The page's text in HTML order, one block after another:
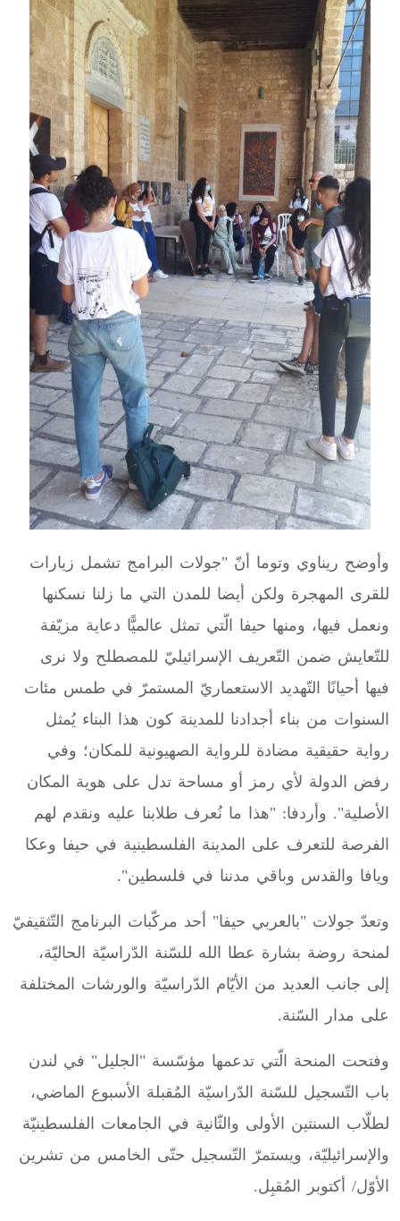
وأوضح ريناوي وتوما أنّ "جولات البرامج تشمل زيارات
للقرى المهجرة ولكن أيضا للمدن التي ما زلنا نسكنها
ونعمل فيها، ومنها حيفا الّتي تمثل عالميًّا دعاية مزيّفة
للتّعايش ضمن التّعريف الإسرائيليّ للمصطلح ولا نرى
فيها أحيانًا التّهديد الاستعماريّ المستمرّ في طمس مئات
السنوات من بناء أجدادنا للمدينة كون هذا البناء يُمثل
رواية حقيقية مضادة للرواية الصهيونية للمكان؛ وفي
رفض الدولة لأي رمز أو مساحة تدل على هوية المكان
الأصلية". وأردفا: "هذا ما نُعرف طلابنا عليه ونقدم لهم
الفرصة للتعرف على المدينة الفلسطينية في حيفا وعكا
ويافا والقدس وباقي مدننا في فلسطين".
وتعدّ جولات "بالعربي حيفا" أحد مركّبات البرنامج التّثقيفيّ
لمنحة روضة بشارة عطا الله للسّنة الدّراسيّة الحاليّة،
إلى جانب العديد من الأيّام الدّراسيّة والورشات المختلفة
على مدار السّنة.
وفتحت المنحة الّتي تدعمها مؤسّسة "الجليل" في لندن
باب التّسجيل للسّنة الدّراسيّة المُقبلة الأسبوع الماضي،
لطلّاب السنتين الأولى والثّانية في الجامعات الفلسطينيّة
والإسرائيليّة، ويستمرّ التّسجيل حتّى الخامس من تشرين
الأوّل/ أكتوبر المُقبِل.